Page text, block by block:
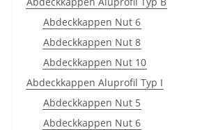
Abdeckkappen Nut 6
Abdeckkappen Nut 8
Abdeckkappen Nut 10
Abdeckkappen Aluprofil Typ I
Abdeckkappen Nut 5
Abdeckkappen Nut 6